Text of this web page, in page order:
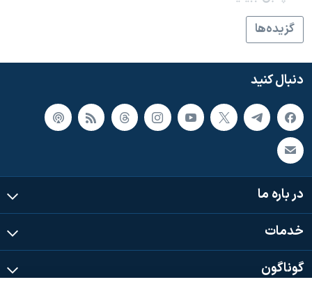
همایش محافظه‌کاران آمریکا «سی‌پک»
سفر پرزیدنت ترامپ به چین
گزيده‌ها
دنبال کنید
در باره ما
خدمات
گوناگون